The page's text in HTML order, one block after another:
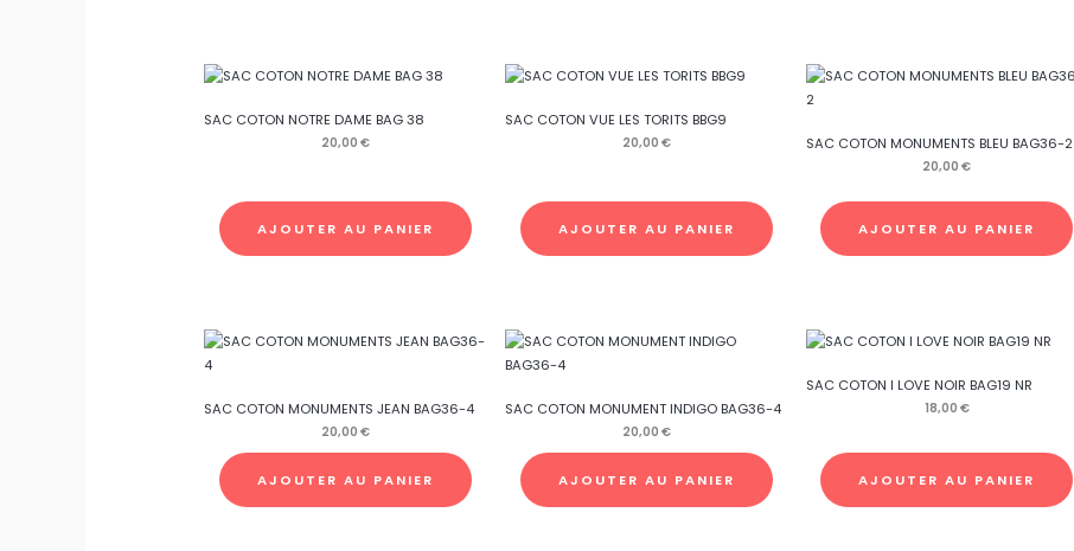
SAC COTON NOTRE DAME BAG 38
20,00 €
AJOUTER AU PANIER
SAC COTON VUE LES TORITS BBG9
20,00 €
AJOUTER AU PANIER
SAC COTON MONUMENTS BLEU BAG36-2
20,00€
AJOUTER AU PANIER
SAC COTON MONUMENTS JEAN BAG36-4
20,00 €
AJOUTER AU PANIER
SAC COTON MONUMENT INDIGO BAG36-4
20,00 €
AJOUTER AU PANIER
SAC COTON I LOVE NOIR BAG19 NR
18,00 €
AJOUTER AU PANIER